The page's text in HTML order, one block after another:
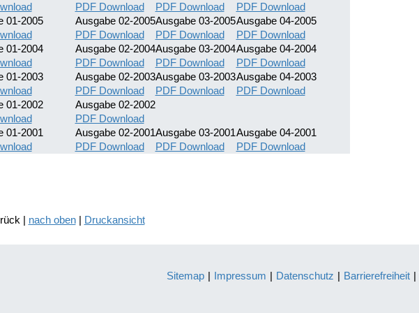
PDF Download
PDF Download
PDF Download
01-2005
Ausgabe 02-2005
PDF Download
Ausgabe 03-2005
PDF Download
Ausgabe 04-2005
PDF Download
01-2004
Ausgabe 02-2004
PDF Download
Ausgabe 03-2004
PDF Download
Ausgabe 04-2004
PDF Download
01-2003
Ausgabe 02-2003
PDF Download
Ausgabe 03-2003
PDF Download
Ausgabe 04-2003
PDF Download
01-2002
Ausgabe 02-2002
PDF Download
01-2001
Ausgabe 02-2001
PDF Download
Ausgabe 03-2001
PDF Download
Ausgabe 04-2001
PDF Download
| nach oben| Druckansicht
Sitemap | Impressum | Datenschutz | Barrierefreiheit |